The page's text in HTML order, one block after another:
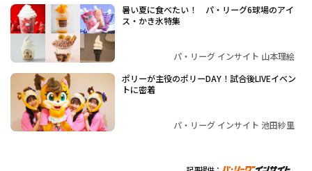
暑い夏に食べたい！ パ・リーグ6球場のアイ
ス・かき氷特集
パ・リーグ インサイト 山本理絵
ポリーが主役のポリーDAY！試合後LIVEイベン
トに密着
パ・リーグ インサイト 池田紗里